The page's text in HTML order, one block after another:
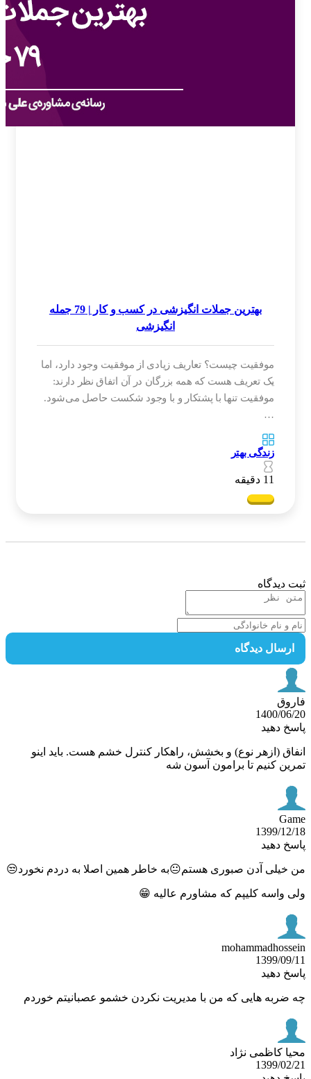
بهترین جملات انگیزشی در کسب و کار | 79 جمله
انگیزشی
موفقیت چیست؟ تعاریف زیادی از موفقیت وجود دارد، اما
یک تعریف هست که همه بزرگان در آن اتفاق نظر دارند:
موفقیت تنها با پشتکار و با وجود شکست حاصل می‌شود.
زندگی بهتر
دیدگاه
دیدگاه
1400/
دهید
(ازهر نوع) و بخشش، راهکار کنترل خشم هست. باید اینو
کنیم تا برامون آسون شه
1399/
دهید
آدن صبوری هستم😐به خاطر همین اصلا به دردم نخورد😒
واسه کلیپم که مشاورم عالیه 😁
1399/
دهید
هایی که من با مدیریت نکردن خشمو عصبانیتم خوردم
کاظمی نژاد
1399/